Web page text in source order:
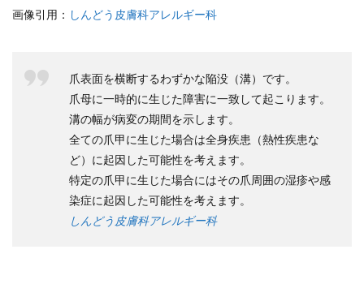
画像引用： しんどう皮膚科アレルギー科
爪表面を横断するわずかな陥没（溝）です。
爪母に一時的に生じた障害に一致して起こります。
溝の幅が病変の期間を示します。
全ての爪甲に生じた場合は全身疾患（熱性疾患な
ど）に起因した可能性を考えます。
特定の爪甲に生じた場合にはその爪周囲の湿疹や感
染症に起因した可能性を考えます。
しんどう皮膚科アレルギー科